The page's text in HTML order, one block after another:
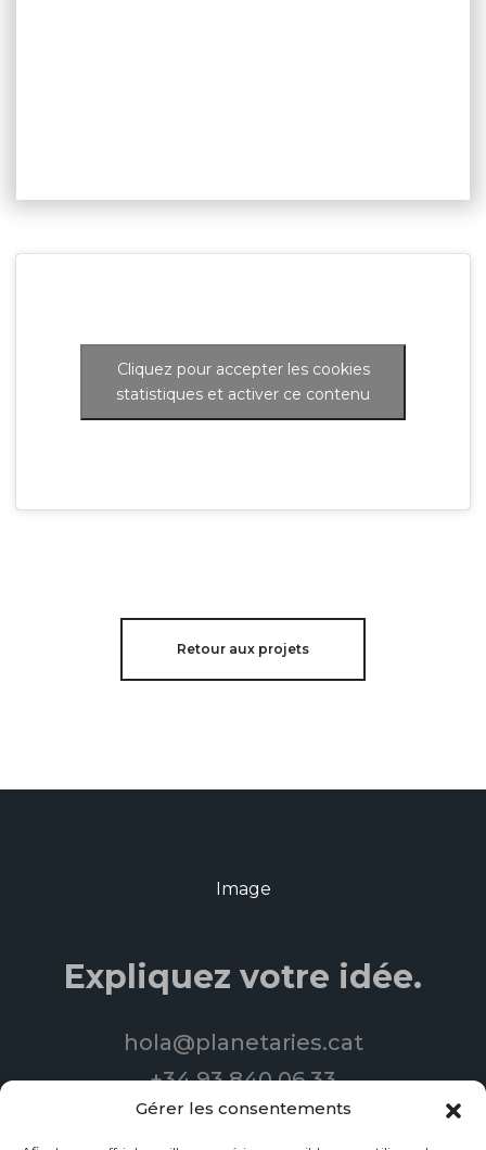
Gérer les consentements
Cliquez pour accepter les cookies
statistiques et activer ce contenu
Retour aux projets
Expliquez votre idée.
hola@planetaries.cat
+34 93 840 06 33